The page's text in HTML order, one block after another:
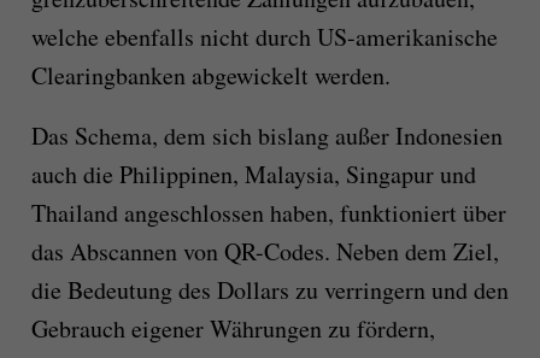
welche ebenfalls nicht durch US-amerikanische
Clearingbanken abgewickelt werden.
Das Schema, dem sich bislang außer Indonesien
auch die Philippinen, Malaysia, Singapur und
Thailand angeschlossen haben, funktioniert über
das Abscannen von QR-Codes. Neben dem Ziel,
die Bedeutung des Dollars zu verringern und den
Gebrauch eigener Währungen zu fördern,